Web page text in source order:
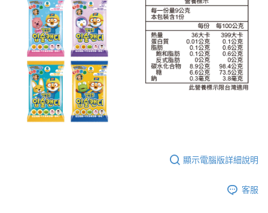
顯示電腦版詳細說明
客服